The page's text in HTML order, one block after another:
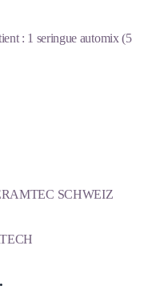
: 1 seringue automix (5
SCHWEIZ